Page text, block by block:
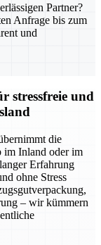
Partner?
Anfrage bis zum
und
stressfreie und
die
im Inland oder im
Erfahrung
ohne Stress
– wir kümmern